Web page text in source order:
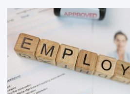
r
o
e
?
?